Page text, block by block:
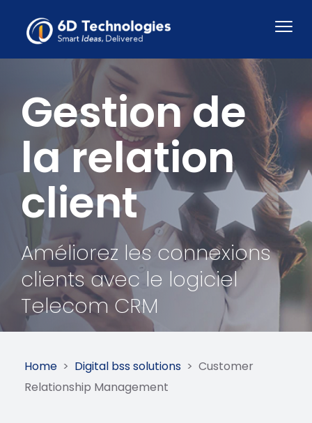
Gestion de
la relation
client
Améliorez les connexions
clients avec le logiciel
Telecom CRM
Home > Digital bss solutions > Customer
Relationship Management